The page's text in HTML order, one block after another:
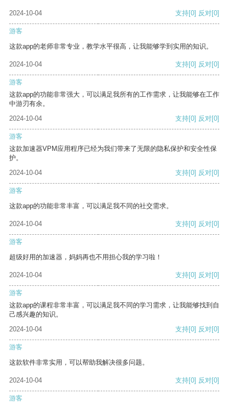
2024-10-04 支持[0] 反对[0]
游客
这款app的老师非常专业，教学水平很高，让我能够学到实用的知识。
2024-10-04 支持[0] 反对[0]
游客
这款app的功能非常强大，可以满足我所有的工作需求，让我能够在工作
中游刃有余。
2024-10-04
支持[0] 反对[0]
游客
这款加速器VPM应用程序已经为我们带来了无限的隐私保护和安全性保
护。
2024-10-04
支持[0] 反对[0]
游客
这款app的功能非常丰富，可以满足我不同的社交需求。
2024-10-04 支持[0] 反对[0]
游客
超级好用的加速器，妈妈再也不用担心我的学习啦！
2024-10-04 支持[0] 反对[0]
游客
这款app的课程非常丰富，可以满足我不同的学习需求，让我能够找到自
己感兴趣的知识。
2024-10-04
支持[0] 反对[0]
游客
这款软件非常实用，可以帮助我解决很多问题。
2024-10-04 支持[0] 反对[0]
游客